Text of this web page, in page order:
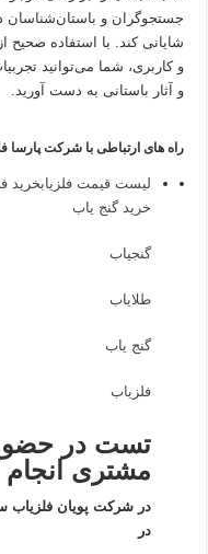
جستجوگران و
شایانی کند. با استفاده صحیح
و کاربری، شما می‌توانید
و آثار باستانی به دست آورید.
راه های ارتباطی با شرکت پارسا
لیست قیمت فلزیابخرید
خرید گنج یاب
گنجیاب
طلایاب
گنج یاب
فلزیاب
تست در
مشتری
در شرکت پویان
در